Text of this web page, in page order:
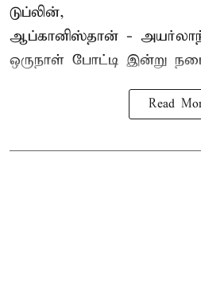
டுப்லின்,
ஆப்கானிஸ்தான் -
ஒருநாள் போட்டி இன்று
Read